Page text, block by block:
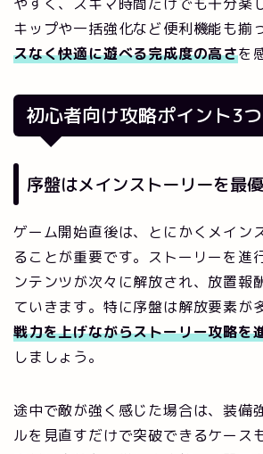
キップや一括強化など便利機能も揃
スなく快適に遊べる完成度の高さを
初心者向け攻略ポイント3つ
序盤はメインストーリーを最
ゲーム開始直後は、とにかくメイン
ることが重要です。ストーリーを進
ンテンツが次々に解放され、放置報
ていきます。特に序盤は解放要素が
戦力を上げながらストーリー攻略を
しましょう。
途中で敵が強く感じた場合は、装備
ルを見直すだけで突破できるケース